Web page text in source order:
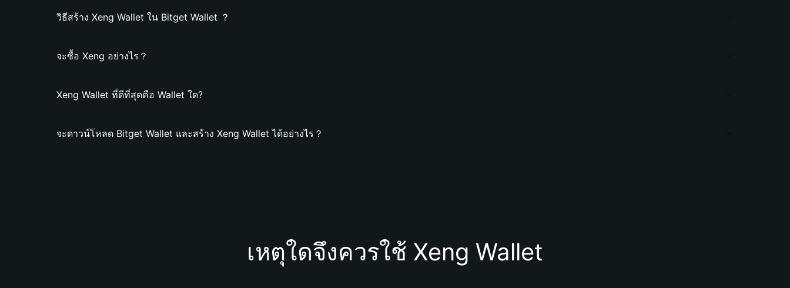
วิธีสร้าง Xeng Wallet ใน Bitget Wallet ？
จะซื้อ Xeng อย่างไร？
Xeng Wallet ที่ดีที่สุดคือ Wallet ใด?
จะดาวน์โหลด Bitget Wallet และสร้าง Xeng Wallet ได้อย่างไร？
เหตุใดจึงควรใช้ Xeng Wallet